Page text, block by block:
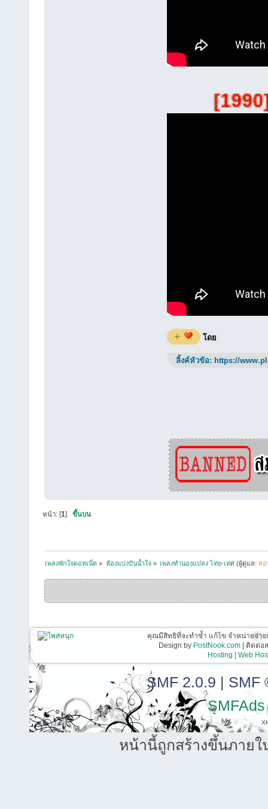
+ โดย
ลิ้งค์หัวข้อ: https://
หน้า: [1 ]ขึ้นบน
เพลงพักใจดอทเน็ต » ห้องแบ่งปันน้ำใจ» เพลงทำนองแปลง ไทย-เทศ (ผู้ดูแล:สอ
คุณมีสิทธิที่จะทำซ้ำ แก้ไข จำหน่ายจ่า
Design by PostNook.com| ติดต่อส
Hosting | Web
SMF 2.0.9 | SMF
SMFAds
หน้านี้ถูกสร้างขึ้นภายใ